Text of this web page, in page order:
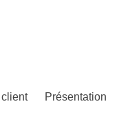
Présentation